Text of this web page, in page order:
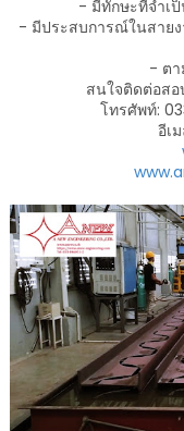
- มีทักษะที่จำเ
- มีประสบการณ์ในสายง
- ตา
สนใจติดต่อส
โทรศัพท์:
อีเ